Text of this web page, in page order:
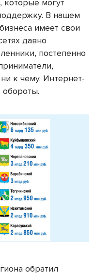
которые могут
В нашем
имеет свои
давно
постепенно
к чему. Интернет-
обороты.
обратил